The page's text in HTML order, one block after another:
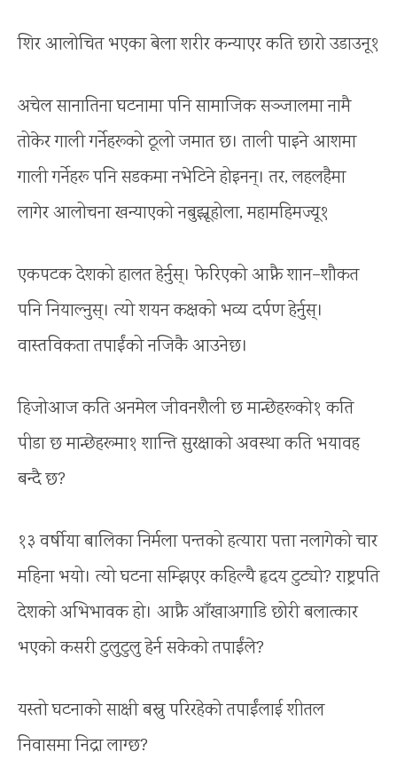
शिर आलोचित भएका बेला शरीर कन्याएर कति छारो उडाउनू१
अचेल सानातिना घटनामा पनि सामाजिक सञ्जालमा नामै
तोकेर गाली गर्नेहरूको ठूलो जमात छ। ताली पाइने आशमा
गाली गर्नेहरू पनि सडकमा नभेटिने होइनन्। तर, लहलहैमा
लागेर आलोचना खन्याएको नबुझ्नूहोला, महामहिमज्यू१
एकपटक देशको हालत हेर्नुस्। फेरिएको आफ्नै शान–शौकत
पनि नियाल्नुस्। त्यो शयन कक्षको भव्य दर्पण हेर्नुस्।
वास्तविकता तपाईंको नजिकै आउनेछ।
हिजोआज कति अनमेल जीवनशैली छ मान्छेहरूको१ कति
पीडा छ मान्छेहरूमा१ शान्ति सुरक्षाको अवस्था कति भयावह
बन्दै छ?
१३ वर्षीया बालिका निर्मला पन्तको हत्यारा पत्ता नलागेको चार
महिना भयो। त्यो घटना सम्झिएर कहिल्यै हृदय टुट्यो? राष्ट्रपति
देशको अभिभावक हो। आफ्नै आँखाअगाडि छोरी बलात्कार
भएको कसरी टुलुटुलु हेर्न सकेको तपाईंले?
यस्तो घटनाको साक्षी बस्नु परिरहेको तपाईंलाई शीतल
निवासमा निद्रा लाग्छ?